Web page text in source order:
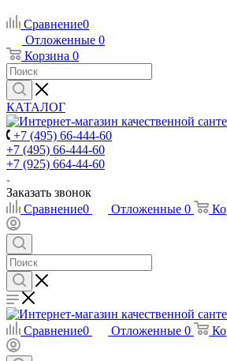
Сравнение0
Отложенные 0
Корзина 0
КАТАЛОГ
+7 (495) 66-444-60
+7 (495) 66-444-60
+7 (925) 664-44-60
Заказать звонок
Сравнение0 Отложенные 0
Сравнение0 Отложенные 0